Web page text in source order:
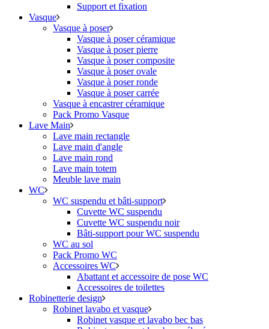
Support et fixation
Vasque
Vasque à poser
Vasque à poser céramique
Vasque à poser pierre
Vasque à poser composite
Vasque à poser ovale
Vasque à poser ronde
Vasque à poser carrée
Vasque à encastrer céramique
Pack Promo Vasque
Lave Main
Lave main rectangle
Lave main d'angle
Lave main rond
Lave main totem
Meuble lave main
WC
WC suspendu et bâti-support
Cuvette WC suspendu
Cuvette WC suspendu noir
Bâti-support pour WC suspendu
WC au sol
Pack Promo WC
Accessoires WC
Abattant et accessoire de pose WC
Accessoires de toilettes
Robinetterie design
Robinet lavabo et vasque
Robinet vasque et lavabo bec bas